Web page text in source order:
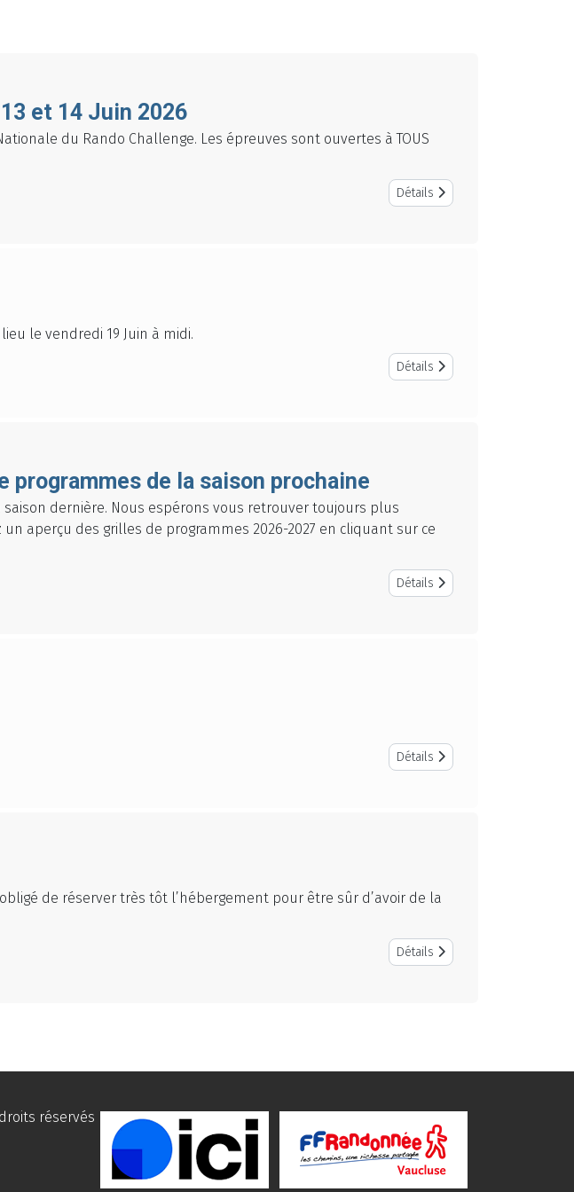
et 14 Juin 2026
du Rando Challenge. Les épreuves sont ouvertes à TOUS
Détails
le vendredi 19 Juin à midi.
Détails
programmes de la saison prochaine
dernière. Nous espérons vous retrouver toujours plus
aperçu des grilles de programmes 2026-2027 en cliquant sur ce
Détails
Détails
de réserver très tôt l’hébergement pour être sûr d’avoir de la
Détails
réservés